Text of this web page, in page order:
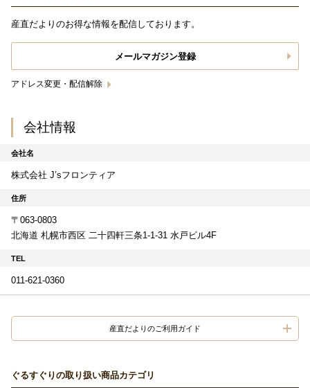
産直だよりのお得な情報を配信しております。
メールマガジン登録
アドレス変更・配信解除
会社情報
会社名
株式会社 J’sフロンティア
住所
〒063-0803
北海道 札幌市西区 二十四軒三条1-1-31 水戸ビル4F
TEL
011-621-0360
産直だよりのご利用ガイド
ぐるすぐりの取り扱い商品カテゴリ